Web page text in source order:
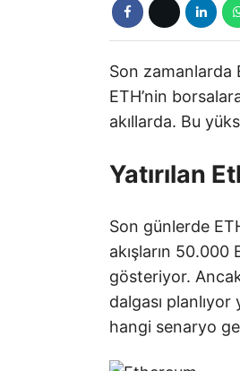
Son zamanlarda
ETH’nin
akıllarda. Bu
Yatırılan
Son günlerde
akışların 50.000
gösteriyor.
dalgası
hangi senaryo